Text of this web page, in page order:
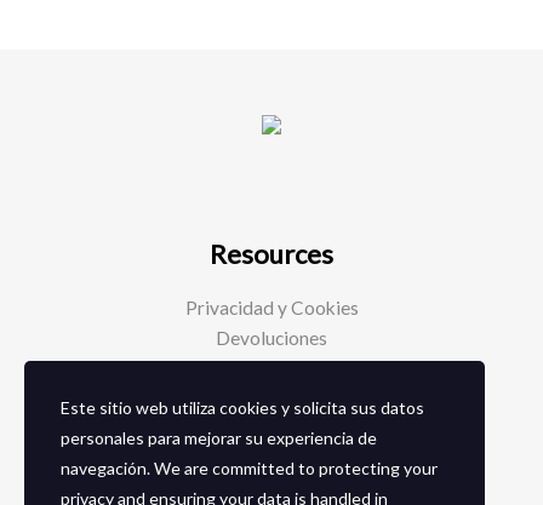
Resources
Privacidad y Cookies
Devoluciones
Social Media
Facebook
Este sitio web utiliza cookies y solicita sus datos
personales para mejorar su experiencia de
navegación. We are committed to protecting your
privacy and ensuring your data is handled in